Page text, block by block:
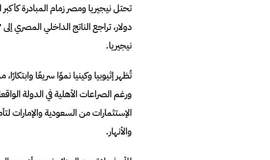
نيجيريا.
تُظهر إثيوبيا وكينيا نموًا سريعًا
ورغم الصراعات الأهلية في الدولة
الإستثمارات من السعودية والإمارات
والأنهار.